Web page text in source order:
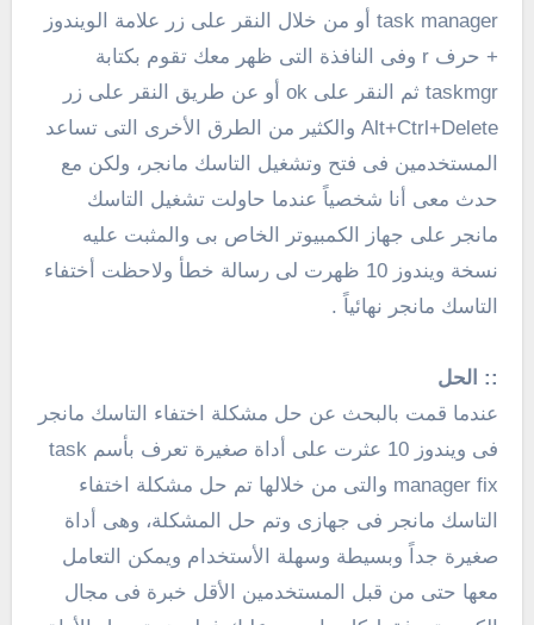
task manager أو من خلال النقر على زر علامة الويندوز
+ حرف r وفى النافذة التى ظهر معك تقوم بكتابة
taskmgr ثم النقر على ok أو عن طريق النقر على زر
Alt+Ctrl+Delete والكثير من الطرق الأخرى التى تساعد
المستخدمين فى فتح وتشغيل التاسك مانجر، ولكن مع
حدث معى أنا شخصياً عندما حاولت تشغيل التاسك
مانجر على جهاز الكمبيوتر الخاص بى والمثبت عليه
نسخة ويندوز 10 ظهرت لى رسالة خطأ ولاحظت أختفاء
التاسك مانجر نهائياً .
:: الحل
عندما قمت بالبحث عن حل مشكلة اختفاء التاسك مانجر
فى ويندوز 10 عثرت على أداة صغيرة تعرف بأسم task
manager fix والتى من خلالها تم حل مشكلة اختفاء
التاسك مانجر فى جهازى وتم حل المشكلة، وهى أداة
صغيرة جداً وبسيطة وسهلة الأستخدام ويمكن التعامل
معها حتى من قبل المستخدمين الأقل خبرة فى مجال